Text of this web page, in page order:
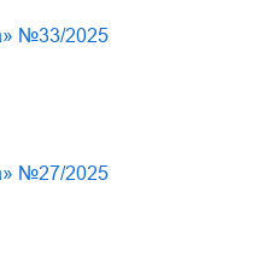
№33/2025
№27/2025